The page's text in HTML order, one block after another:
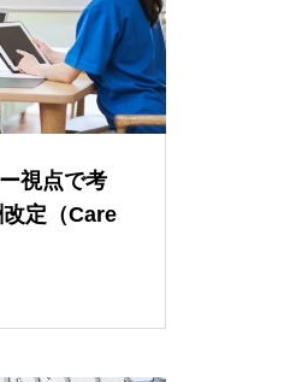
視点で考
定（Care